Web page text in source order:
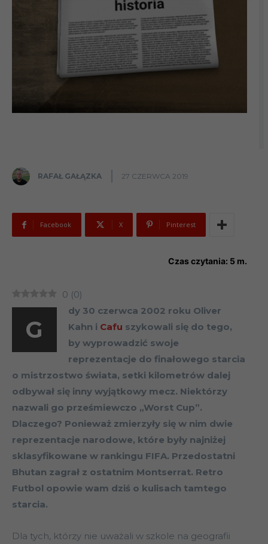
RAFAŁ GAŁĄZKA 27 CZERWCA 2019
Facebook X Pinterest
Czas czytania: 5 m.
0 (0)
G
dy 30 czerwca 2002 roku Oliver
Kahn i Cafu szykowali się do tego,
by wyprowadzić swoje
reprezentacje do finałowego starcia
o mistrzostwo świata, setki kilometrów dalej
odbywał się inny wyjątkowy mecz. Niektórzy
nazwali go prześmiewczo „Worst Cup”.
Dlaczego? Ponieważ zmierzyły się w nim dwie
reprezentacje narodowe, które były najniżej
sklasyfikowane w rankingu FIFA. Przedostatni
Bhutan zagrał z ostatnim Montserrat. Retro
Futbol opowie wam dziś o kulisach tamtego
starcia.
Dla tych, którzy nie uważali w szkole na geografii